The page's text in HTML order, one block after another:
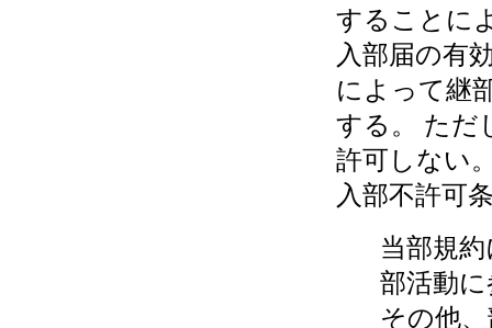
することに
入部届の有
によって継
する。 ただ
許可しない
入部不許可
当部規
部活動
その他